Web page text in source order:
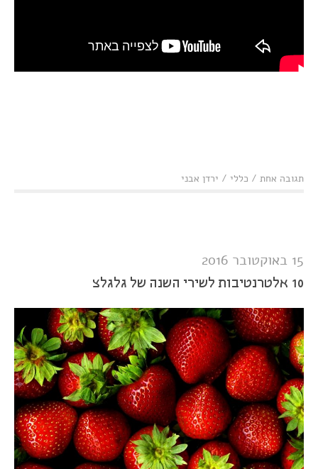
תגובה אחת / כללי / ירדן אבני
15 באוקטובר 2016
10 אלטרנטיבות לשירי השנה של גלגלצ